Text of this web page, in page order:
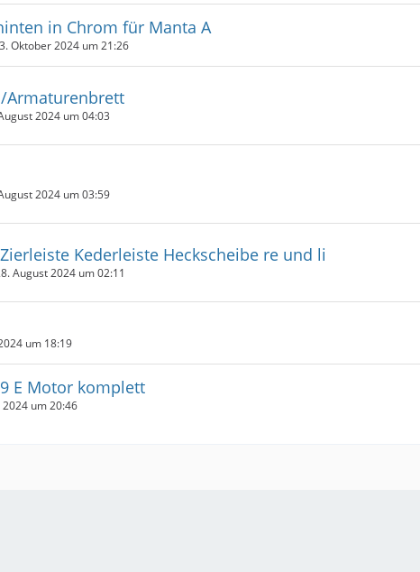
in Chrom für Manta A
Oktober 2024 um 21:26
Armaturenbrett
2024 um 04:03
2024 um 03:59
Kederleiste Heckscheibe re und li
August 2024 um 02:11
um 18:19
E Motor komplett
2024 um 20:46